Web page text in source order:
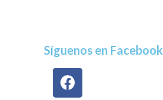
Síguenos en Facebook